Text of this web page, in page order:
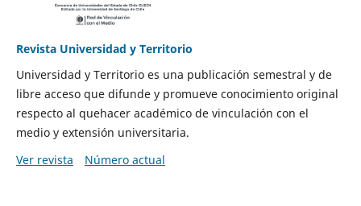
Revista Universidad y Territorio
Universidad y Territorio es una publicación semestral y de
libre acceso que difunde y promueve conocimiento original
respecto al quehacer académico de vinculación con el
medio y extensión universitaria.
Ver revista
Número actual